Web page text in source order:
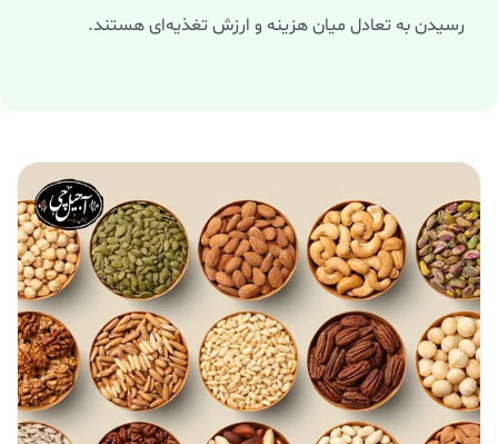
رسیدن به تعادل میان هزینه و ارزش تغذیه‌ای هستند.